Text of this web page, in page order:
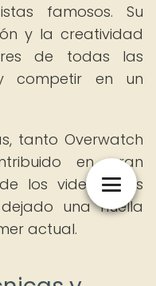
famosos. Su
y la creatividad
de todas las
competir en un
tanto Overwatch
en gran
los videojuegos
una huella
actual.